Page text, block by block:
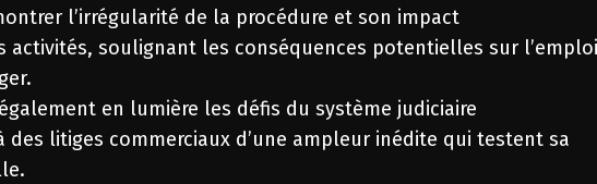
l’irrégularité de la procédure et son impact
soulignant les conséquences potentielles sur l’emploi
en lumière les défis du système judiciaire
des litiges commerciaux d’une ampleur inédite qui testent sa